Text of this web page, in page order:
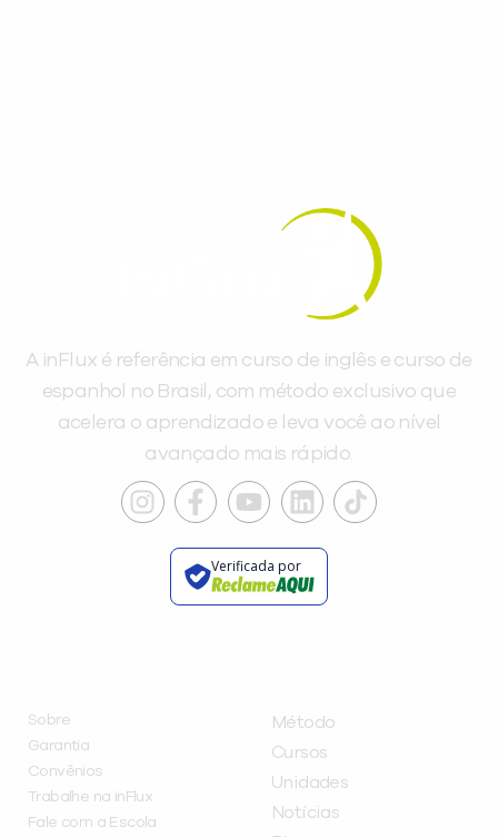
A inFlux é referência em curso de inglês e curso de
espanhol no Brasil, com método exclusivo que
acelera o aprendizado e leva você ao nível
avançado mais rápido.
Verificada por
Sobre
Garantia
Convênios
Trabalhe na inFlux
Fale com a Escola
Método
Cursos
Unidades
Notícias